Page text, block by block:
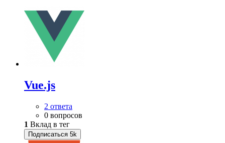
Vue.js
2 ответа
0 вопросов
1 Вклад в тег
Подписаться 5k